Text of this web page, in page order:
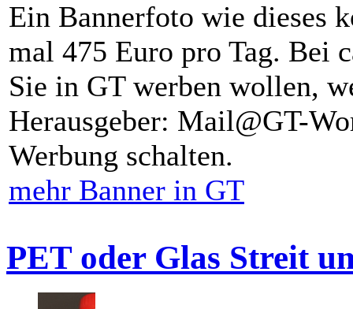
Ein Bannerfoto wie dieses
mal 475 Euro pro Tag. Bei
Sie in GT werben wollen,
Herausgeber: Mail@GT-
Werbung schalten.
mehr Banner in GT
PET oder Glas Streit